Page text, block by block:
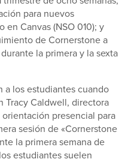
para nuevos
Canvas (NSO 010); y
de Cornerstone a
la primera y la sexta
a los estudiantes cuando
Tracy Caldwell, directora
presencial para
sesión de «Cornerstone
la primera semana de
estudiantes suelen